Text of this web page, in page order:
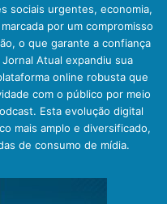
sociais urgentes, economia,
por um compromisso
o que garante a confiança
Atual expandiu sua
online robusta que
com o público por meio
Esta evolução digital
mais amplo e diversificado,
de consumo de mídia.